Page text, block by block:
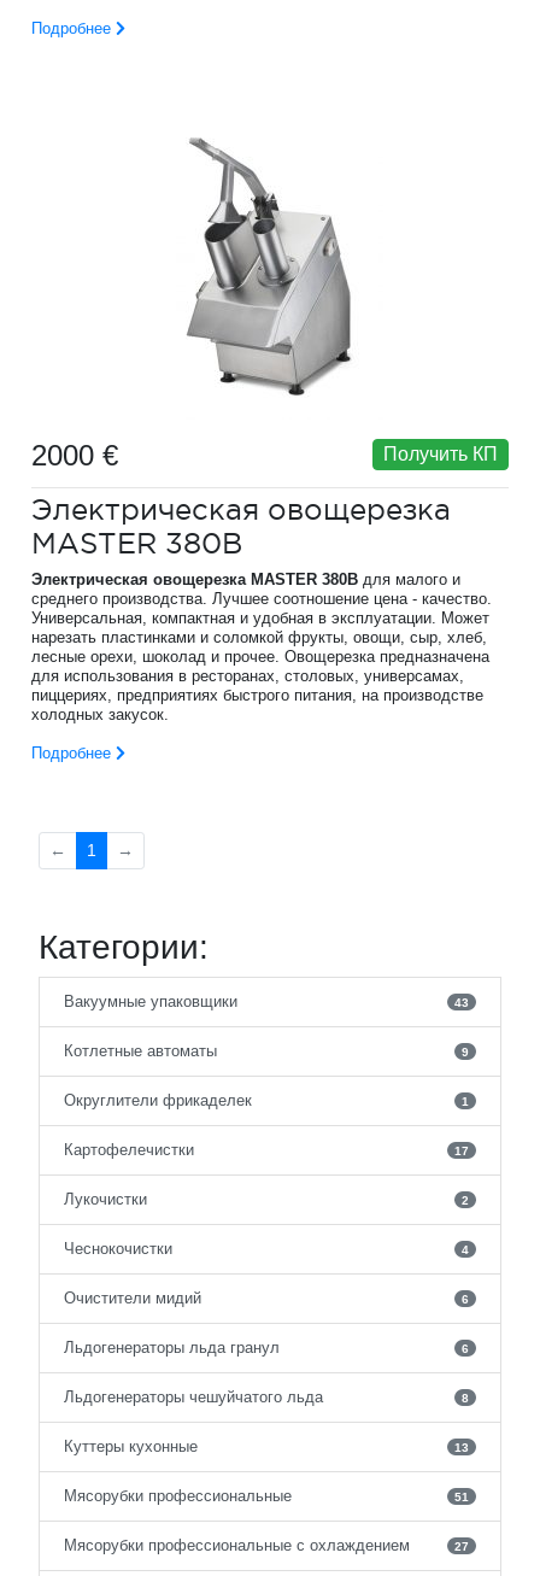
Подробнее
2000 € Получить КП
Электрическая овощерезка
MASTER 380B
Электрическая овощерезка MASTER 380B для малого и
среднего производства. Лучшее соотношение цена - качество.
Универсальная, компактная и удобная в эксплуатации. Может
нарезать пластинками и соломкой фрукты, овощи, сыр, хлеб,
лесные орехи, шоколад и прочее. Овощерезка предназначена
для использования в ресторанах, столовых, универсамах,
пиццериях, предприятиях быстрого питания, на производстве
холодных закусок.
Подробнее
← 1 →
Категории:
Вакуумные упаковщики 43
Котлетные автоматы 9
Округлители фрикаделек 1
Картофелечистки 17
Лукочистки 2
Чеснокочистки 4
Очистители мидий 6
Льдогенераторы льда гранул 6
Льдогенераторы чешуйчатого льда 8
Куттеры кухонные 13
Мясорубки профессиональные 51
Мясорубки профессиональные с охлаждением 27